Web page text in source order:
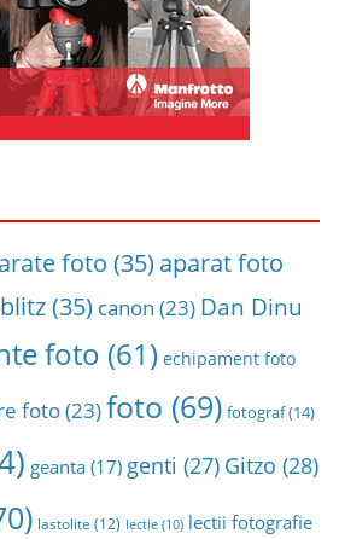
foto (35) aparat foto
blitz(35) canon (23) Dan Dinu
foto (61) echipament foto
foto(23)foto (69) fotograf(14)
geanta (17) genti (27) Gitzo (28)
lastolite (12) lectie (10) lectii fotografie